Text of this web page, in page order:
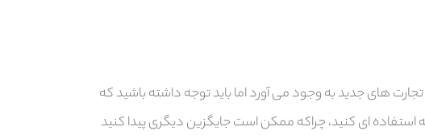
های جدید به وجود می آورد اما باید توجه داشته باشید که
استفاده ای کنید، چراکه ممکن است جایگزین دیگری پیدا کنید